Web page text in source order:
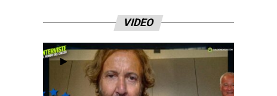
VIDEO